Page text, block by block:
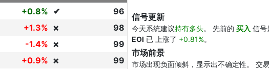
+0.8% ✔
96
+1.3% ❌
98
-1.4% ❌
99
+0.9% ❌
99
信号更新
今天系统建议持有多头。 先前的 买入 信号
EOI 已 上涨了 +0.81%。
市场前景
市场出现负面倾斜，显示出不确定性。 交